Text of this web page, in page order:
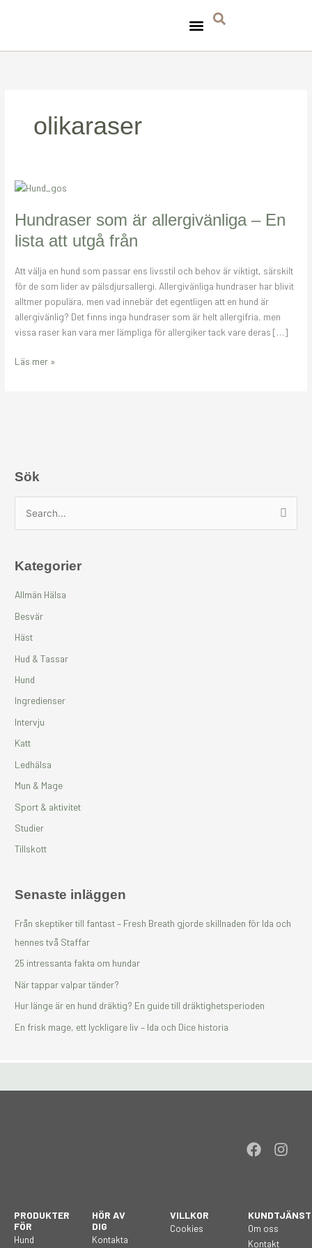
olikaraser
Hundraser som är allergivänliga – En
lista att utgå från
Att välja en hund som passar ens livsstil och behov är viktigt, särskilt
för de som lider av pälsdjursallergi. Allergivänliga hundraser har blivit
alltmer populära, men vad innebär det egentligen att en hund är
allergivänlig? Det finns inga hundraser som är helt allergifria, men
vissa raser kan vara mer lämpliga för allergiker tack vare deras […]
Hundraser
är
–
lista
att
utgå
från
Läs mer »
Sök
e
f
:
Kategorier
Allmän Hälsa
Besvär
Häst
Hud & Tassar
Hund
Ingredienser
Intervju
Katt
Ledhälsa
Mun & Mage
Sport & aktivitet
Studier
Tillskott
Senaste inläggen
Från skeptiker till fantast – Fresh Breath gjorde skillnaden för Ida och
hennes två Staffar
25 intressanta fakta om hundar
När tappar valpar tänder?
Hur länge är en hund dräktig? En guide till dräktighetsperioden
En frisk mage, ett lyckligare liv – Ida och Dice historia
F
a
o
o
I
n
g
PRODUKTER
FÖR
Hund
HÖR AV
DIG
Kontakta
VILLKOR
Cookies
KUNDTJÄNST
Om oss
Kontakt